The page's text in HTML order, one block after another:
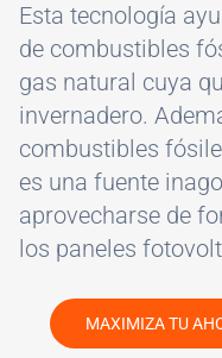
Esta tecnología
de combustibles
gas natural cuya
invernadero.
combustibles
es una fuente
aprovecharse de
los paneles
MAXIMIZA TU